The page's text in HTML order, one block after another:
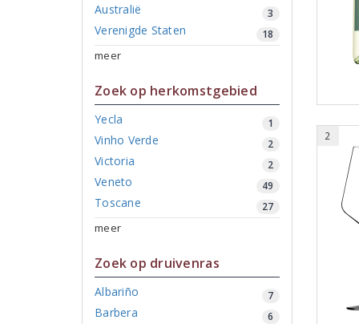
Australië 3
Verenigde Staten 18
meer
Zoek op herkomstgebied
Yecla 1
Vinho Verde 2
Victoria 2
Veneto 49
Toscane 27
meer
Zoek op druivenras
Albariño 7
Barbera 6
2